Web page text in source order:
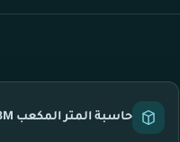
حاسبة المتر المكعب CBM